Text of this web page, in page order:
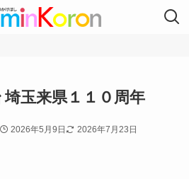
埼玉来県１１０周年
2026年5月9日 2026年7月23日